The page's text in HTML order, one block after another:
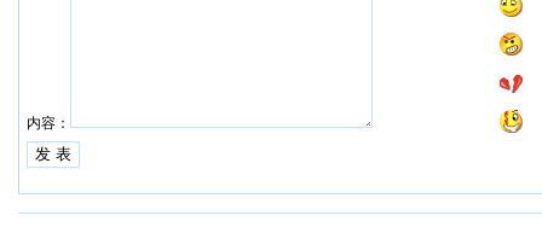
内容：